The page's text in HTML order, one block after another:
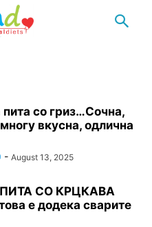
пита со гриз…Сочна,
вкусна, одлична
- August 13, 2025
СО КРЦКАВА
е додека сварите